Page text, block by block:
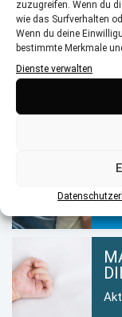
zuzugreifen. Wenn du
wie das Surfverhalten
Wenn du deine
bestimmte Merkmale
Dienste verwalten
WENN
WIRD
Fakten, Anzeichen